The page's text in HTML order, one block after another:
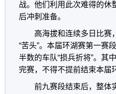
战。他们利用此次难得的休
后冲刺准备。
高海拔和连续多日比赛
“苦头”。本届环湖赛第一赛
半数的车队“损兵折将”。其
完赛，不得不提前结束本届
前九赛段结束后，整体